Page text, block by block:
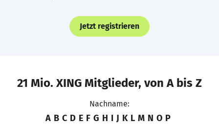
Jetzt registrieren
21 Mio. XING Mitglieder, von A bis Z
Nachname:
A B C D E F G H I J K L M N O P